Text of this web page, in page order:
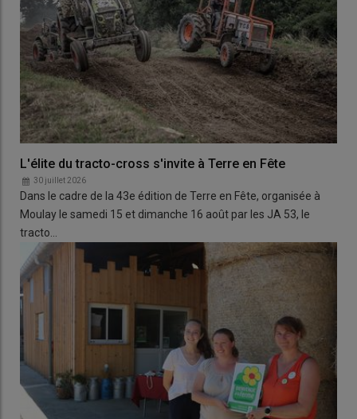
L'élite du tracto-cross s'invite à Terre en Fête
30 juillet 2026
Dans le cadre de la 43e édition de Terre en Fête, organisée à
Moulay le samedi 15 et dimanche 16 août par les JA 53, le
tracto…